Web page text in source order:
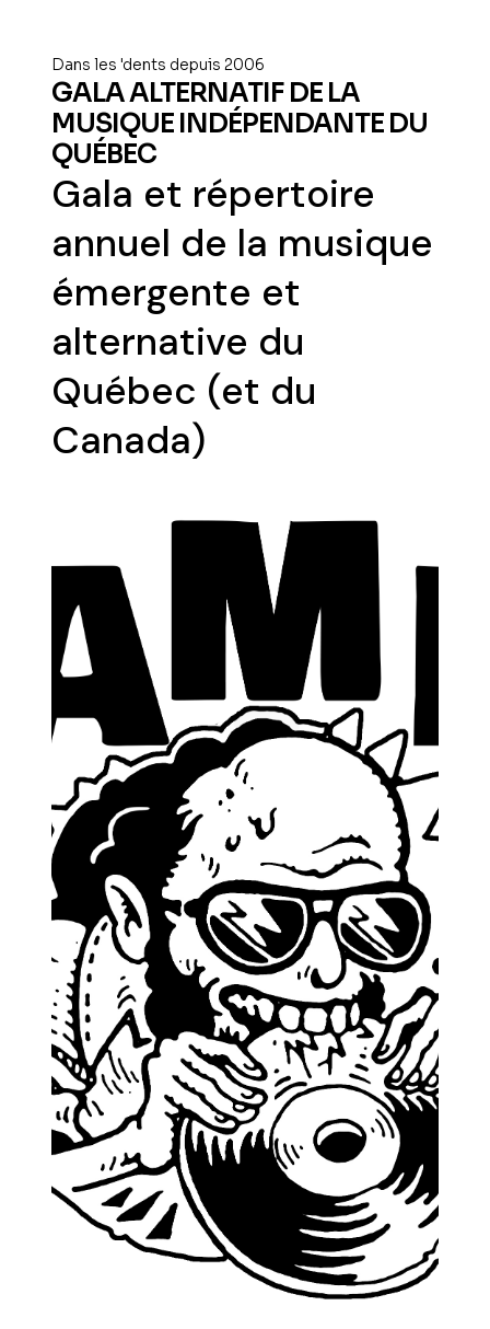
Dans les 'dents depuis 2006
GALA ALTERNATIF DE LA
MUSIQUE INDÉPENDANTE DU
QUÉBEC
Gala et répertoire
annuel de la musique
émergente et
alternative du
Québec (et du
Canada)